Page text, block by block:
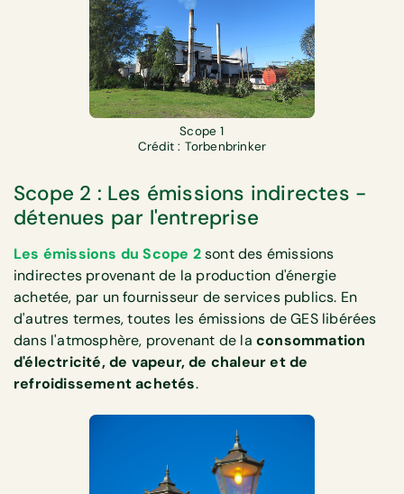
Scope 1
Crédit : Torbenbrinker
Scope 2 : Les émissions indirectes -
détenues par l'entreprise
Les émissions du Scope 2sont des émissions
indirectes provenant de la production d'énergie
achetée, par un fournisseur de services publics. En
d'autres termes, toutes les émissions de GES libérées
dans l'atmosphère, provenant de la consommation
d'électricité, de vapeur, de chaleur et de
refroidissement achetés.